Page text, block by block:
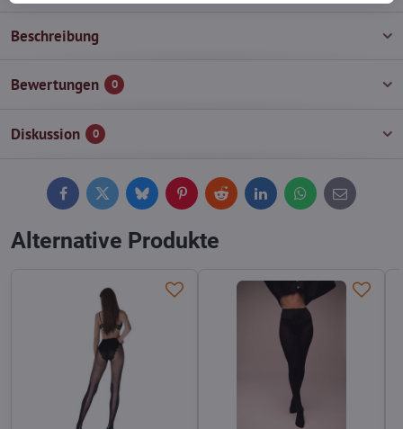
Beschreibung
Bewertungen 0
Diskussion 0
FacebookTwitterBlueskyPinterestReddit LinkedInWhatsApp
E-
mail
Alternative Produkte